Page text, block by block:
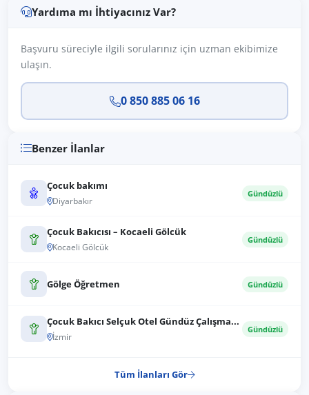
Yardıma mı İhtiyacınız Var?
Başvuru süreciyle ilgili sorularınız için uzman ekibimize
ulaşın.
0 850 885 06 16
Benzer İlanlar
Çocuk bakımı
Diyarbakır
Gündüzlü
Çocuk Bakıcısı – Kocaeli Gölcük
Kocaeli Gölcük
Gündüzlü
Gölge Öğretmen Gündüzlü
Çocuk Bakıcı Selçuk Otel Gündüz Çalışma...
İzmir
Gündüzlü
Tüm İlanları Gör